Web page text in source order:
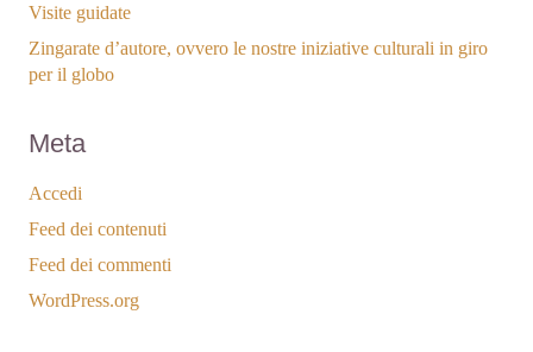
Visite guidate
Zingarate d’autore, ovvero le nostre iniziative culturali in giro
per il globo
Meta
Accedi
Feed dei contenuti
Feed dei commenti
WordPress.org